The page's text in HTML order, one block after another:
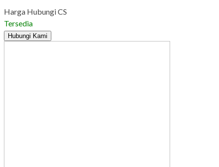
Harga Hubungi CS
Tersedia
Hubungi Kami